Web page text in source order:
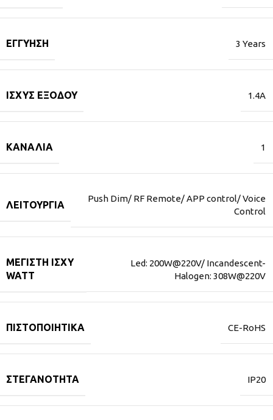
ΕΓΓΎΗΣΗ 3 Years
ΙΣΧΎΣ ΕΞΌΔΟΥ 1.4A
ΚΑΝΆΛΙΑ 1
ΛΕΙΤΟΥΡΓΊΑ
Push Dim/ RF Remote/ APP control/ Voice
Control
ΜΈΓΙΣΤΗ ΙΣΧΎ
WATT
Led: 200W@220V/ Incandescent-
Halogen: 308W@220V
ΠΙΣΤΟΠΟΙΗΤΙΚΆ CE-RoHS
ΣΤΕΓΑΝΌΤΗΤΑ IP20